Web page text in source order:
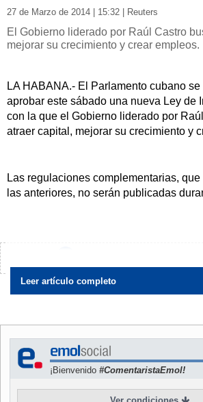
27 de Marzo de 2014 | 15:32 | Reuters
El Gobierno liderado por Raúl Castro
mejorar su crecimiento y crear empleos.
LA HABANA.- El Parlamento cubano se
aprobar este sábado una nueva Ley de
con la que el Gobierno liderado por
atraer capital, mejorar su crecimiento y
Las regulaciones complementarias,
las anteriores, no serán publicadas
un resumen de lo que permanecerá sin
En la actualidad las negociaciones con
cubanas requieren varios pasos sin
la llegada de un proyecto al Consejo de
Leer artículo completo
¡Bienvenido #ComentaristaEmol!